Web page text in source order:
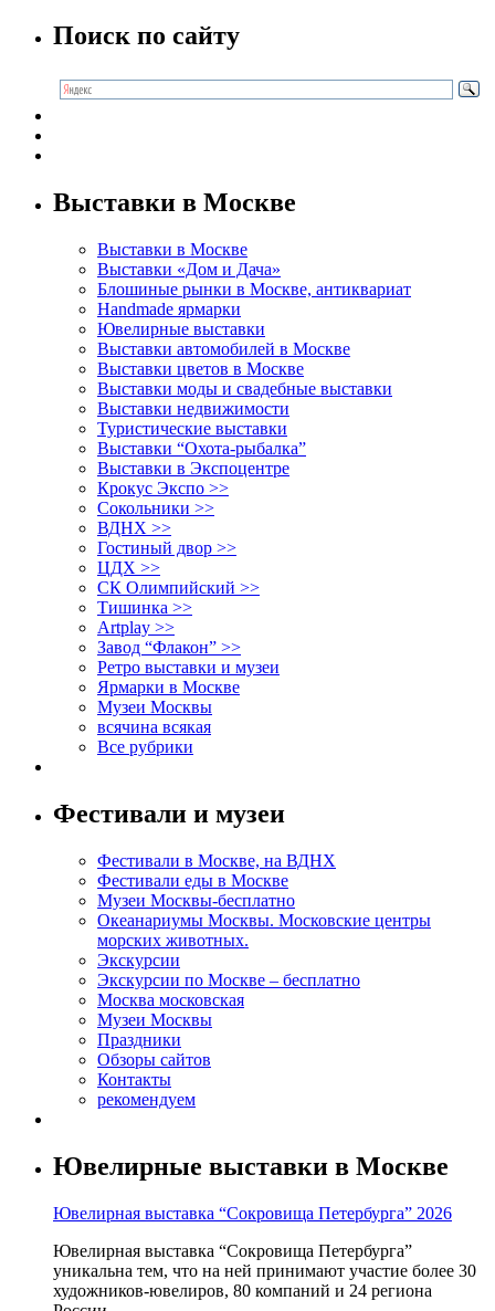
Поиск по сайту
Выставки в Москве
Выставки в Москве
Выставки «Дом и Дача»
Блошиные рынки в Москве, антиквариат
Handmade ярмарки
Ювелирные выставки
Выставки автомобилей в Москве
Выставки цветов в Москве
Выставки моды и свадебные выставки
Выставки недвижимости
Туристические выставки
Выставки “Охота-рыбалка”
Выставки в Экспоцентре
Крокус Экспо >>
Сокольники >>
ВДНХ >>
Гостиный двор >>
ЦДХ >>
СК Олимпийский >>
Тишинка >>
Artplay >>
Завод “Флакон” >>
Ретро выставки и музеи
Ярмарки в Москве
Музеи Москвы
всячина всякая
Все рубрики
Фестивали и музеи
Фестивали в Москве, на ВДНХ
Фестивали еды в Москве
Музеи Москвы-бесплатно
Океанариумы Москвы. Московские центры
морских животных.
Экскурсии
Экскурсии по Москве – бесплатно
Москва московская
Музеи Москвы
Праздники
Обзоры сайтов
Контакты
рекомендуем
Ювелирные выставки в Москве
Ювелирная выставка “Сокровища Петербурга” 2026
Ювелирная выставка “Сокровища Петербурга”
уникальна тем, что на ней принимают участие более 30
художников-ювелиров, 80 компаний и 24 региона